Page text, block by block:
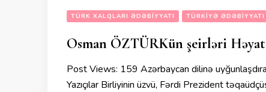
TÜRK XALQLARI ƏDƏBIYYATI TÜRKIYƏ ƏDƏBIYYATI
Osman ÖZTÜRKün şeirləri
Post Views: 159 Azərbaycan dilinə
Yazıçılar Birliyinin üzvü, Fərdi Prezident